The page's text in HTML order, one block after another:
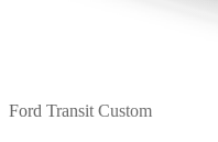
Ford Transit Custom